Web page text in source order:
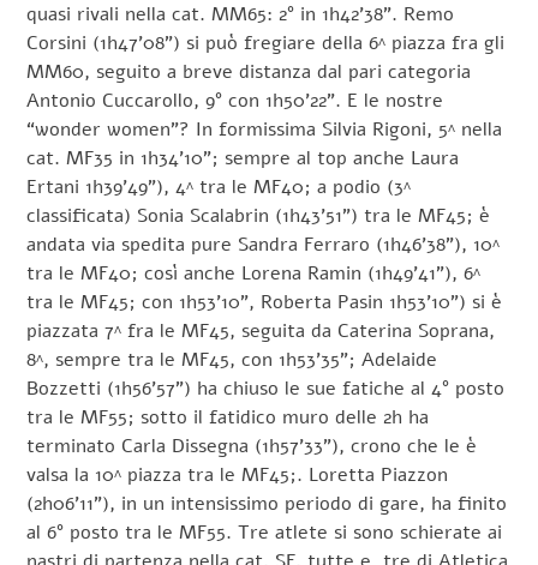
quasi rivali nella cat. MM65: 2° in 1h42’38”. Remo
Corsini (1h47’08”) si può fregiare della 6^ piazza fra gli
MM60, seguito a breve distanza dal pari categoria
Antonio Cuccarollo, 9° con 1h50’22”. E le nostre
“wonder women”? In formissima Silvia Rigoni, 5^ nella
cat. MF35 in 1h34’10”; sempre al top anche Laura
Ertani 1h39’49”), 4^ tra le MF40; a podio (3^
classificata) Sonia Scalabrin (1h43’51”) tra le MF45; è
andata via spedita pure Sandra Ferraro (1h46’38”), 10^
tra le MF40; così anche Lorena Ramin (1h49’41”), 6^
tra le MF45; con 1h53’10”, Roberta Pasin 1h53’10”) si è
piazzata 7^ fra le MF45, seguita da Caterina Soprana,
8^, sempre tra le MF45, con 1h53’35”; Adelaide
Bozzetti (1h56’57”) ha chiuso le sue fatiche al 4° posto
tra le MF55; sotto il fatidico muro delle 2h ha
terminato Carla Dissegna (1h57’33”), crono che le è
valsa la 10^ piazza tra le MF45;. Loretta Piazzon
(2h06’11”), in un intensissimo periodo di gare, ha finito
al 6° posto tra le MF55. Tre atlete si sono schierate ai